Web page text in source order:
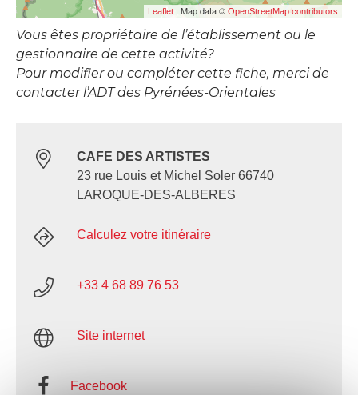
Leaflet | Map data © OpenStreetMap contributors
Vous êtes propriétaire de l’établissement ou le
gestionnaire de cette activité?
Pour modifier ou compléter cette fiche, merci de
contacter l’ADT des Pyrénées-Orientales
CAFE DES ARTISTES
23 rue Louis et Michel Soler 66740
LAROQUE-DES-ALBERES
Calculez votre itinéraire
+33 4 68 89 76 53
Site internet
Facebook